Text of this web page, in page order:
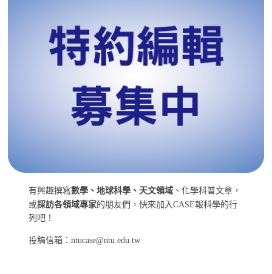
有興趣撰寫數學、地球科學、天文領域 、化學科普文章，
或採訪各領域專家的朋友們，快來加入CASE報科學的行
列吧！
投稿信箱：ntucase@ntu.edu.tw